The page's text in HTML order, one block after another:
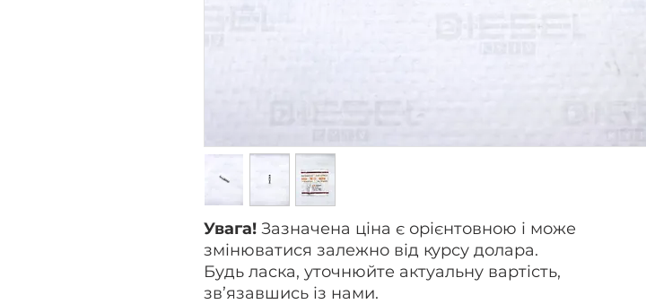
Увага! Зазначена ціна є орієнтовною і може
змінюватися залежно від курсу долара.
Будь ласка, уточнюйте актуальну вартість,
зв’язавшись із нами.